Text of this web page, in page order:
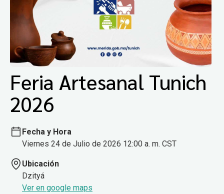
Feria Artesanal Tunich
2026
Fecha y Hora
Viernes 24 de Julio de 2026 12:00 a. m. CST
Ubicación
Dzityá
Ver en google maps